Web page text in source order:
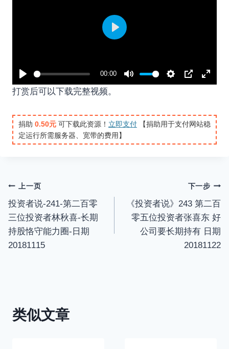
P
a
y
00:00
M
t
e
S
t
t
i
P
P
E
t
e
r
l
l
s
c
r
P
打赏后可以下载完整视频。
捐助 0.50元 可下载此资源！ 立即支付 【捐助用于支付网站稳
定运行所需服务器、宽带的费用】
文
章
导
上一页
投资者说-241-第二百零
三位投资者林秋喜-长期
持股恪守能力圈-日期
20181115
下一步
《投资者说》243 第二百
零五位投资者张喜东 好
公司要长期持有 日期
20181122
类似文章